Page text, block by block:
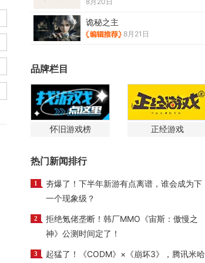
诡秘之主
8月21日
品牌栏目
怀旧游戏榜 正经游戏
热门新闻排行
1
夯爆了！下半年新游有点离谱，谁会成为下
一个现象级？
2
拒绝氪佬垄断！韩厂MMO《宙斯：傲慢之
神》公测时间定了！
3
起猛了！《CODM》×《崩坏3》，腾讯米哈